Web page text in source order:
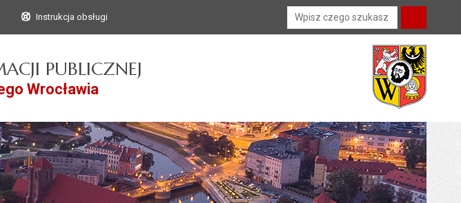
treściInstrukcja obsługi Wyszukiwarka
PUBLICZNEJ
Wrocławia